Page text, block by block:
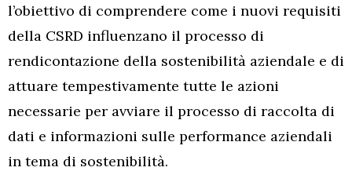
l’obiettivo di comprendere come i nuovi requisiti
della CSRD influenzano il processo di
rendicontazione della sostenibilità aziendale e di
attuare tempestivamente tutte le azioni
necessarie per avviare il processo di raccolta di
dati e informazioni sulle performance aziendali
in tema di sostenibilità.